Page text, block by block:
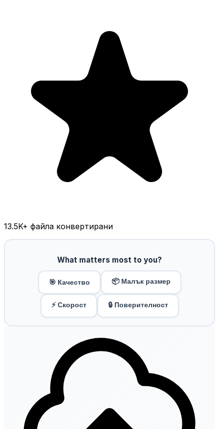
13.5K+ файла конвертирани
What matters most to you?
🎯 Качество 📦 Малък размер
⚡ Скорост 🔒 Поверителност